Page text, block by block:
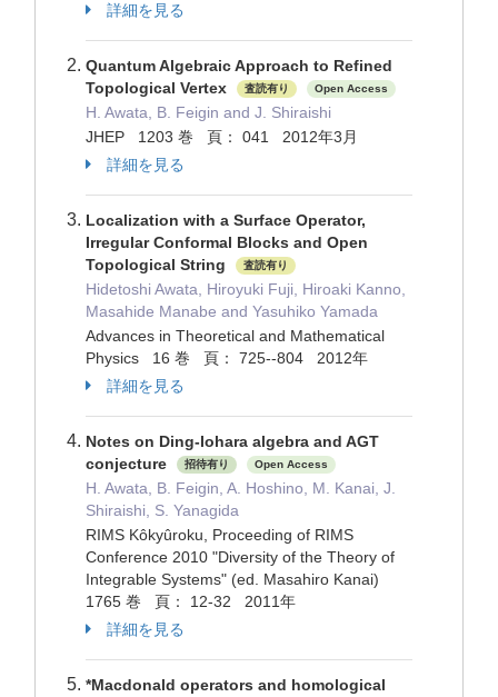
詳細を見る
Quantum Algebraic Approach to Refined
Topological Vertex
査読有り Open Access
H. Awata, B. Feigin and J. Shiraishi
JHEP 1203 巻 頁： 041 2012年3月
詳細を見る
Localization with a Surface Operator,
Irregular Conformal Blocks and Open
Topological String
査読有り
Hidetoshi Awata, Hiroyuki Fuji, Hiroaki Kanno,
Masahide Manabe and Yasuhiko Yamada
Advances in Theoretical and Mathematical
Physics 16 巻 頁： 725--804 2012年
詳細を見る
Notes on Ding-Iohara algebra and AGT
conjecture
招待有り Open Access
H. Awata, B. Feigin, A. Hoshino, M. Kanai, J.
Shiraishi, S. Yanagida
RIMS Kôkyûroku, Proceeding of RIMS
Conference 2010 "Diversity of the Theory of
Integrable Systems" (ed. Masahiro Kanai)
1765 巻 頁： 12-32 2011年
詳細を見る
*Macdonald operators and homological